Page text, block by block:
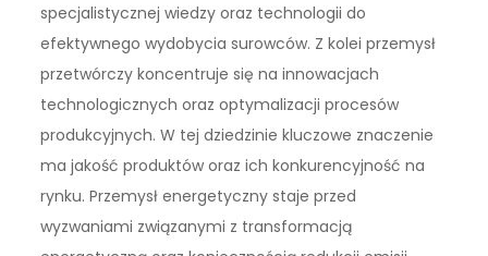
specjalistycznej wiedzy oraz technologii do
efektywnego wydobycia surowców. Z kolei przemysł
przetwórczy koncentruje się na innowacjach
technologicznych oraz optymalizacji procesów
produkcyjnych. W tej dziedzinie kluczowe znaczenie
ma jakość produktów oraz ich konkurencyjność na
rynku. Przemysł energetyczny staje przed
wyzwaniami związanymi z transformacją